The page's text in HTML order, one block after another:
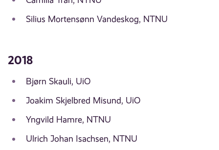
Silius Mortensønn Vandeskog, NTNU
2018
Bjørn Skauli, UiO
Joakim Skjelbred Misund, UiO
Yngvild Hamre, NTNU
Ulrich Johan Isachsen, NTNU